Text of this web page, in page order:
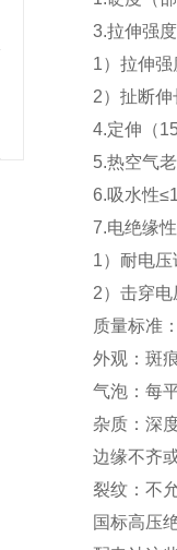
3.拉伸强
1）拉伸
2）扯断
4.定伸（
5.热空气
6.吸水性
7.电绝缘
1）耐电
2）击穿
质量标准
外观：斑
气泡：每
杂质：深
边缘不齐
裂纹：不
国标高压